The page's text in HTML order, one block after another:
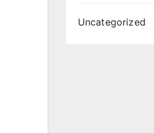
Uncategorized